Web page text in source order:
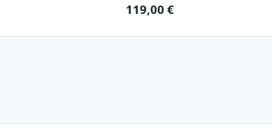
119,00 €